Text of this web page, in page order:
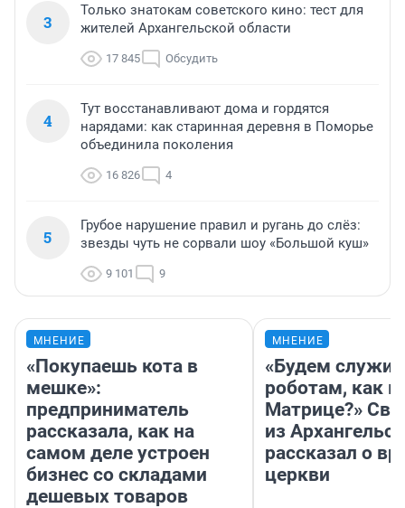
3
Только знатокам советского кино: тест для
жителей Архангельской области
17 845 Обсудить
4
Тут восстанавливают дома и гордятся
нарядами: как старинная деревня в Поморье
объединила поколения
16 826 4
5
Грубое нарушение правил и ругань до слёз:
звезды чуть не сорвали шоу «Большой куш»
9 101 9
МНЕНИЕ
«Покупаешь кота в
мешке»:
предприниматель
рассказала, как на
самом деле устроен
бизнес со складами
дешевых товаров
МНЕНИЕ
«Будем
роботам, как в
Матрице?»
из
рассказал о
церкви